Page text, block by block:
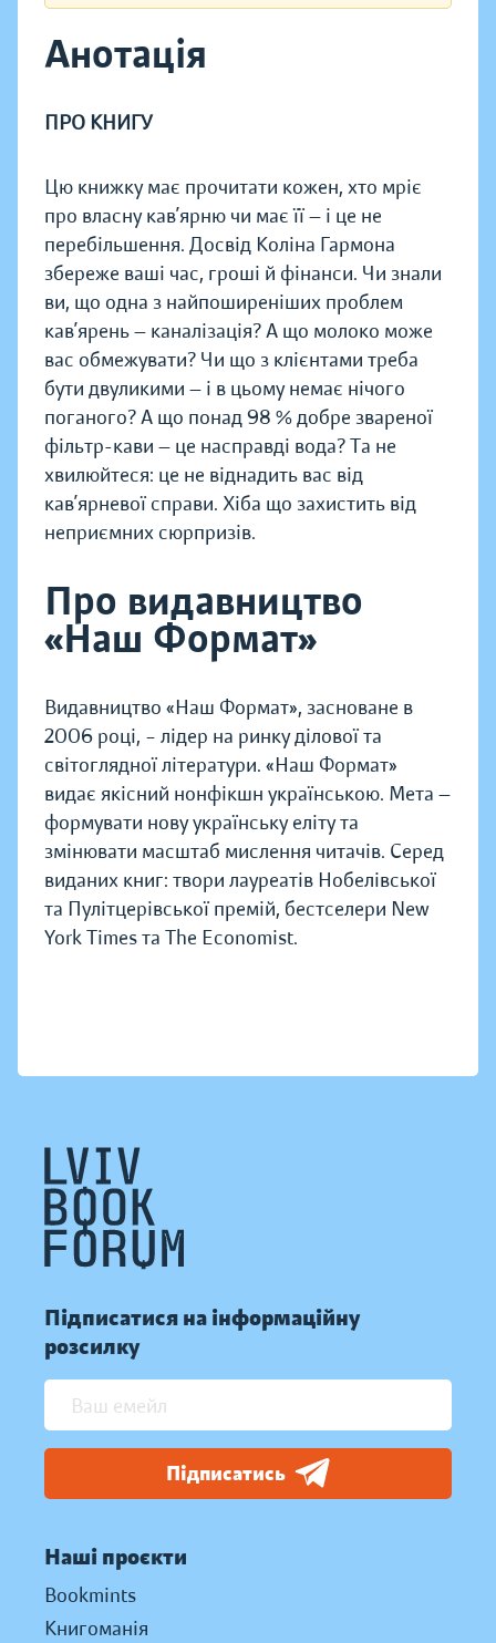
Анотація
ПРО КНИГУ
Цю книжку має прочитати кожен, хто мріє
про власну кав’ярню чи має її — і це не
перебільшення. Досвід Коліна Гармона
збереже ваші час, гроші й фінанси. Чи знали
ви, що одна з найпоширеніших проблем
кав’ярень — каналізація? А що молоко може
вас обмежувати? Чи що з клієнтами треба
бути двуликими — і в цьому немає нічого
поганого? А що понад 98 % добре звареної
фільтр-кави — це насправді вода? Та не
хвилюйтеся: це не віднадить вас від
кав’ярневої справи. Хіба що захистить від
неприємних сюрпризів.
Про видавництво
«Наш Формат»
Видавництво «Наш Формат», засноване в
2006 році, – лідер на ринку ділової та
світоглядної літератури. «Наш Формат»
видає якісний нонфікшн українською. Мета —
формувати нову українську еліту та
змінювати масштаб мислення читачів. Серед
виданих книг: твори лауреатів Нобелівської
та Пулітцерівської премій, бестселери New
York Times та The Economist.
Підписатися на інформаційну
розсилку
Підписатись
Наші проєкти
Bookmints
Книгоманія